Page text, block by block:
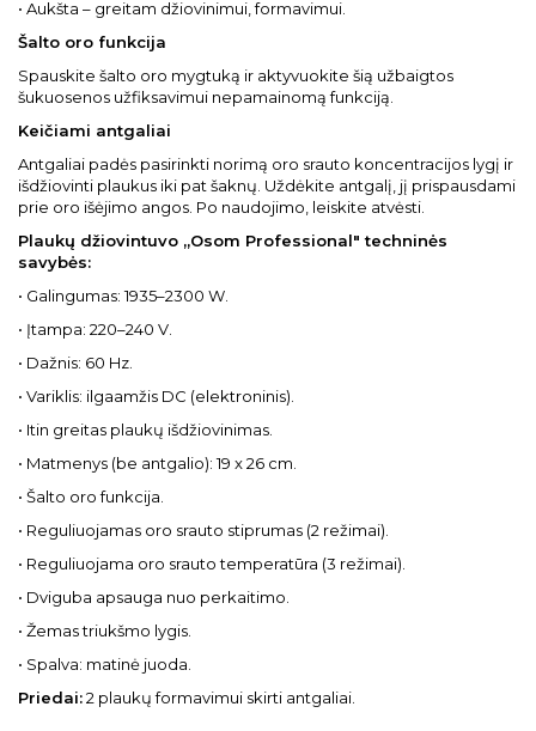
• Aukšta – greitam džiovinimui, formavimui.
Šalto oro funkcija
Spauskite šalto oro mygtuką ir aktyvuokite šią užbaigtos
šukuosenos užfiksavimui nepamainomą funkciją.
Keičiami antgaliai
Antgaliai padės pasirinkti norimą oro srauto koncentracijos lygį ir
išdžiovinti plaukus iki pat šaknų. Uždėkite antgalį, jį prispausdami
prie oro išėjimo angos. Po naudojimo, leiskite atvėsti.
Plaukų džiovintuvo „Osom Professional" techninės
savybės:
• Galingumas: 1935–2300 W.
• Įtampa: 220–240 V.
• Dažnis: 60 Hz.
• Variklis: ilgaamžis DC (elektroninis).
• Itin greitas plaukų išdžiovinimas.
• Matmenys (be antgalio): 19 x 26 cm.
• Šalto oro funkcija.
• Reguliuojamas oro srauto stiprumas (2 režimai).
• Reguliuojama oro srauto temperatūra (3 režimai).
• Dviguba apsauga nuo perkaitimo.
• Žemas triukšmo lygis.
• Spalva: matinė juoda.
Priedai:2 plaukų formavimui skirti antgaliai.